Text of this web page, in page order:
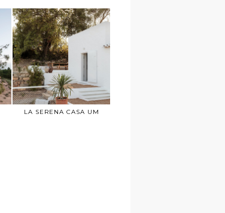
LA SERENA CASA UM